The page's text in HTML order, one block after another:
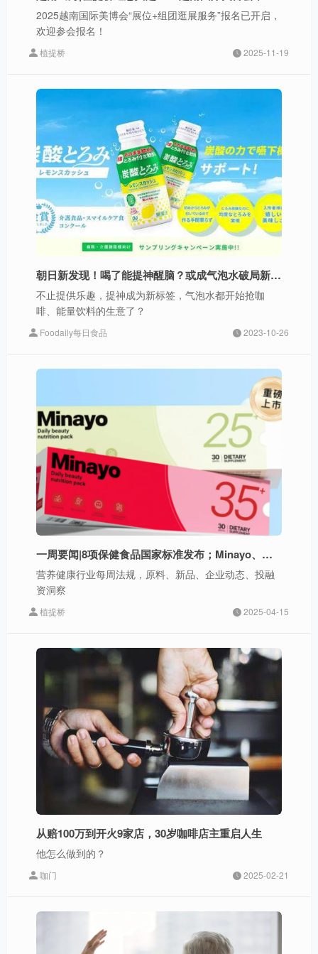
2025越南国际美博会“展位+组团逛展服务”报名已开启，
欢迎参会报名！
植提桥 2025-11-19
朝日新发现！喝了能提神醒脑？或成气泡水破局新思路？
不止提供乐趣，提神成为新标签，气泡水都开始抢咖
啡、能量饮料的生意了？
Foodaily每日食品 2023-10-26
一周要闻|8项保健食品国家标准发布；Minayo、森永、好望水等上新；同仁堂、安琪酵母公布年报；仅三生物融资
营养健康行业每周法规，原料、新品、企业动态、投融
资洞察
植提桥 2025-04-15
从赔100万到开火9家店，30岁咖啡店主重启人生
他怎么做到的？
咖门 2025-02-21